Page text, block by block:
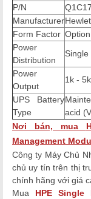
P/N
Manufacturer
Form Factor
Power
Distribution
Single
Power
Output
1k -
UPS Battery
Type
acid
Nơi bán, mua
Management
Công ty Máy Chủ
chủ uy tín trên thị
chính hãng với giá
Mua HPE Single